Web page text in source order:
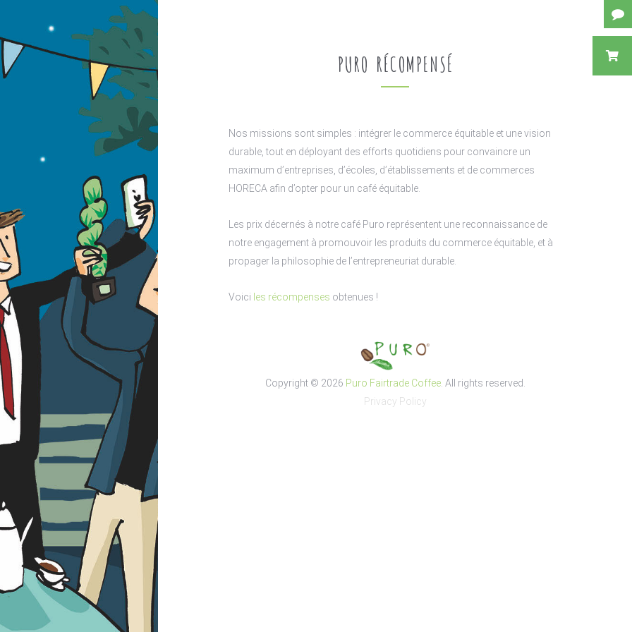
PURO RÉCOMPENSÉ
Nos missions sont simples : intégrer le commerce équitable et une vision
durable, tout en déployant des efforts quotidiens pour convaincre un
maximum d’entreprises, d’écoles, d’établissements et de commerces
HORECA afin d’opter pour un café équitable.
Les prix décernés à notre café Puro représentent une reconnaissance de
notre engagement à promouvoir les produits du commerce équitable, et à
propager la philosophie de l’entrepreneuriat durable.
Voici les récompenses obtenues !
Copyright © 2026 Puro Fairtrade Coffee. All rights reserved.
Privacy Policy